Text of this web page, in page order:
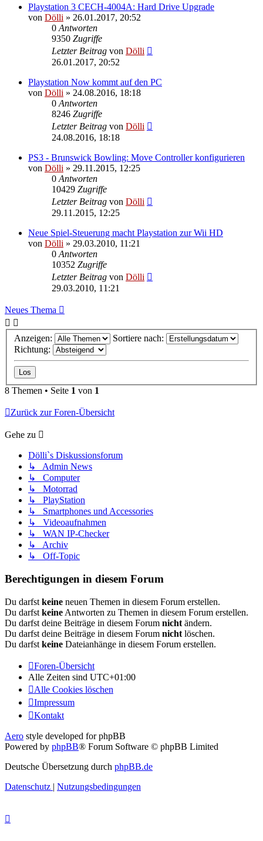
Playstation 3 CECH-4004A: Hard Drive Upgrade
von Dölli » 26.01.2017, 20:52
0 Antworten
9350 Zugriffe
Letzter Beitrag von Dölli
26.01.2017, 20:52
Playstation Now kommt auf den PC
von Dölli » 24.08.2016, 18:18
0 Antworten
8246 Zugriffe
Letzter Beitrag von Dölli
24.08.2016, 18:18
PS3 - Brunswick Bowling: Move Controller konfigurieren
von Dölli » 29.11.2015, 12:25
0 Antworten
10429 Zugriffe
Letzter Beitrag von Dölli
29.11.2015, 12:25
Neue Spiel-Steuerung macht Playstation zur Wii HD
von Dölli » 29.03.2010, 11:21
0 Antworten
10352 Zugriffe
Letzter Beitrag von Dölli
29.03.2010, 11:21
Neues Thema
Anzeigen:
Sortiere nach:
Richtung:
8 Themen • Seite 1 von 1
Zurück zur Foren-Übersicht
Gehe zu
Dölli`s Diskussionsforum
↳ Admin News
↳ Computer
↳ Motorrad
↳ PlayStation
↳ Smartphones und Accessories
↳ Videoaufnahmen
↳ WAN IP-Checker
↳ Archiv
↳ Off-Topic
Berechtigungen in diesem Forum
Du darfst keine neuen Themen in diesem Forum erstellen.
Du darfst keine Antworten zu Themen in diesem Forum erstellen.
Du darfst deine Beiträge in diesem Forum nicht ändern.
Du darfst deine Beiträge in diesem Forum nicht löschen.
Du darfst keine Dateianhänge in diesem Forum erstellen.
Foren-Übersicht
Alle Zeiten sind UTC+01:00
Alle Cookies löschen
Impressum
Kontakt
Aero style developed for phpBB
Powered by phpBB® Forum Software © phpBB Limited
Deutsche Übersetzung durch phpBB.de
Datenschutz | Nutzungsbedingungen